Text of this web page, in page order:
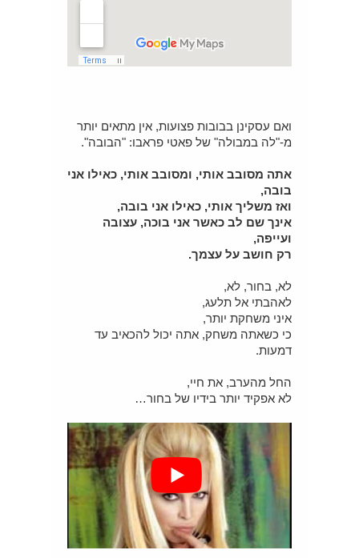
ואם עסקינן בבובות פצועות, אין מתאים יותר
מ-"לה במבולה" של פאטי פראבו: "הבובה".
אתה מסובב אותי, ומסובב אותי, כאילו אני
בובה,
ואז משליך אותי, כאילו אני בובה,
אינך שם לב כאשר אני בוכה, עצובה
ועייפה,
רק חושב על עצמך.
לא, בחור, לא,
לאהבתי אל תלעג,
איני משחקת יותר,
כי כשאתה משחק, אתה יכול להכאיב עד
דמעות.
החל מהערב, את חיי,
לא אפקיד יותר בידיו של בחור…